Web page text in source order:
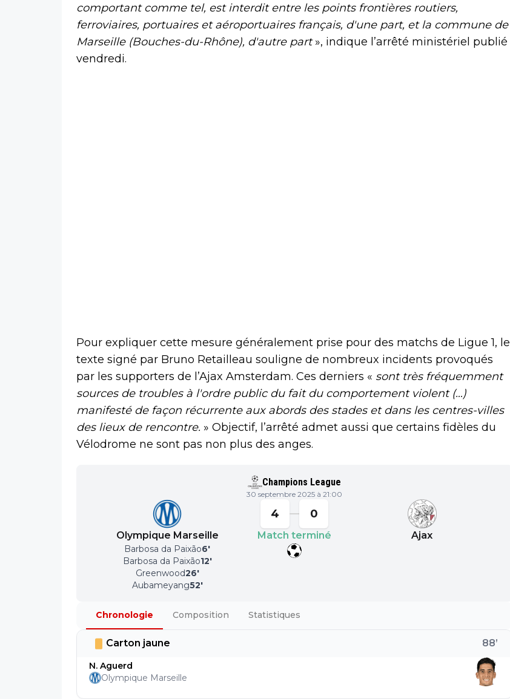
comportant comme tel, est interdit entre les points frontières routiers,
ferroviaires, portuaires et aéroportuaires français, d'une part, et la commune de
Marseille (Bouches-du-Rhône), d'autre part», indique l’arrêté ministériel publié
vendredi.
Pour expliquer cette mesure généralement prise pour des matchs de Ligue 1, le
texte signé par Bruno Retailleau souligne de nombreux incidents provoqués
par les supporters de l’Ajax Amsterdam. Ces derniers « sont très fréquemment
sources de troubles à l'ordre public du fait du comportement violent (…)
manifesté de façon récurrente aux abords des stades et dans les centres-villes
des lieux de rencontre. » Objectif, l’arrêté admet aussi que certains fidèles du
Vélodrome ne sont pas non plus des anges.
Champions League
30 septembre 2025 à 21:00
Olympique Marseille
Barbosa da Paixão6'
Barbosa da Paixão12'
Greenwood26'
Aubameyang52'
4 0
Match terminé Ajax
Chronologie Composition Statistiques
Carton jaune 88’
N. Aguerd
Olympique Marseille